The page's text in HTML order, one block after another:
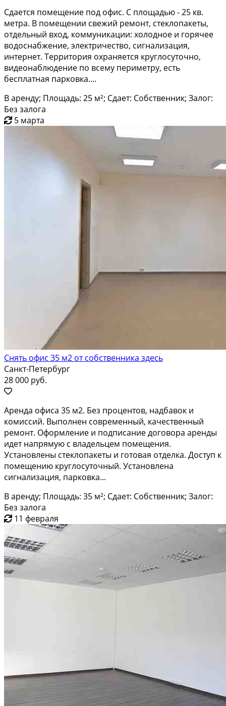
Сдается помещение под офис. С площадью - 25 кв.
метра. В помещении свежий ремонт, стеклопакеты,
отдельный вход, коммуникации: холодное и горячее
водоснабжение, электричество, сигнализация,
интернет. Территория охраняется круглосуточно,
видеонаблюдение по всему периметру, есть
бесплатная парковка....
В аренду; Площадь: 25 м²; Сдает: Собственник; Залог:
Без залога
5 марта
Снять офис 35 м2 от собственника здесь
Санкт-Петербург
28 000 руб.
Аренда офиса 35 м2. Без процентов, надбавок и
комиссий. Выполнен современный, качественный
ремонт. Оформление и подписание договора аренды
идет напрямую с владельцем помещения.
Установлены стеклопакеты и готовая отделка. Доступ к
помещению круглосуточный. Установлена
сигнализация, парковка...
В аренду; Площадь: 35 м²; Сдает: Собственник; Залог:
Без залога
11 февраля